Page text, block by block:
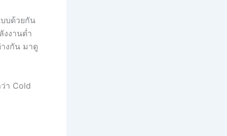
บด้วยกัน
งงานต่ำ
งกัน มาดู
า Cold